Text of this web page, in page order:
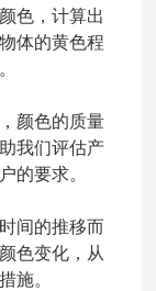
色，计算出
体的黄色程
颜色的质量
我们评估产
的要求。
间的推移而
色变化，从
施。